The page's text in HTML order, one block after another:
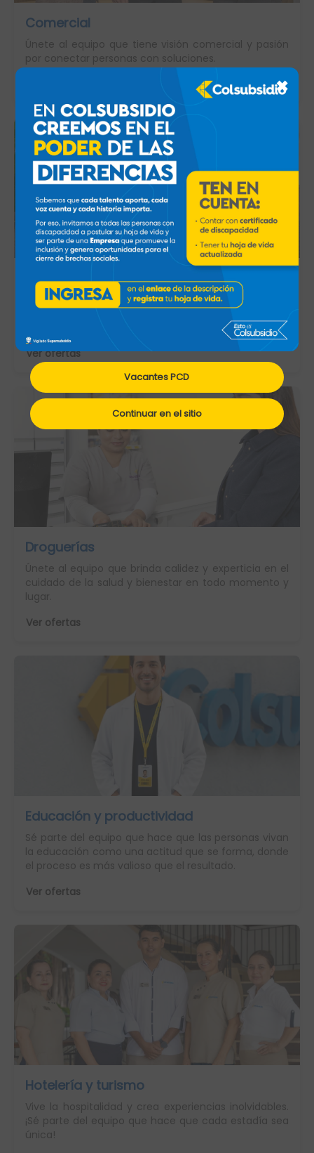
Comercial
Únete al equipo que tiene visión comercial y pasión
por conectar personas con soluciones.
Crédito y seguros
Únete al equipo que genera soluciones financieras y
Ver ofertas
Droguerías
Únete al equipo que brinda calidez y experticia en el
cuidado de la salud y bienestar en todo momento y
lugar.
Ver ofertas
Educación y productividad
Sé parte del equipo que hace que las personas vivan
la educación como una actitud que se forma, donde
el proceso es más valioso que el resultado.
Ver ofertas
Hotelería y turismo
Vive la hospitalidad y crea experiencias inolvidables.
¡Sé parte del equipo que hace que cada estadía sea
única!
✖
Vacantes PCD
Continuar en el sitio